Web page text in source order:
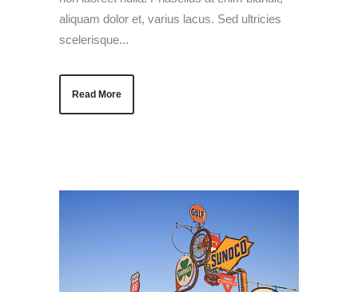
aliquam dolor et, varius lacus. Sed ultricies
scelerisque...
Read More